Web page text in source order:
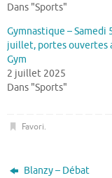
Dans "Sports"
Gymnastique – Samedi
juillet, portes ouvertes
Gym
2 juillet 2025
Dans "Sports"
Favori.
Blanzy – Débat